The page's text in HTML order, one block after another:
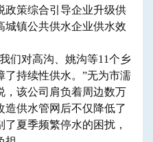
政策综合引导企业升级供
城镇公共供水企业供水效
对高沟、姚沟等11个乡
持续性供水。”无为市濡
，该公司肩负着周边数万
造供水管网后不仅降低了
夏季频繁停水的困扰，